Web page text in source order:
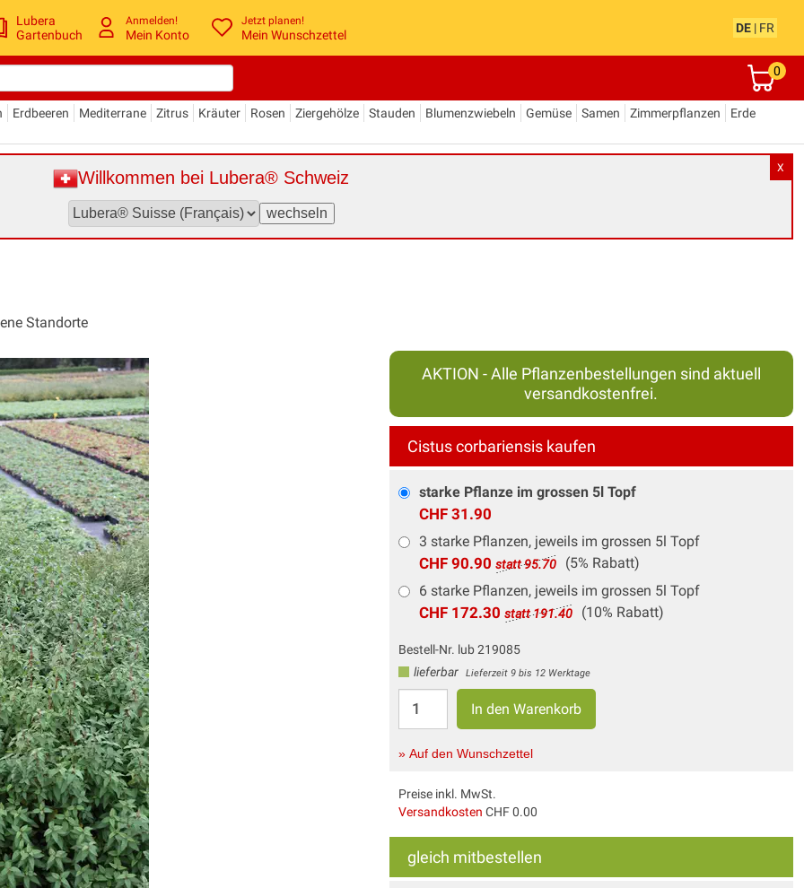
Lubera
Gartenbuch
Anmelden!
Mein Konto
Jetzt planen!
Mein Wunschzettel
DE | FR
0
Erdbeeren Mediterrane Zitrus Kräuter Rosen Ziergehölze Stauden Blumenzwiebeln Gemüse Samen Zimmerpflanzen Erde
X
Willkommen bei Lubera® Schweiz
Standorte
AKTION - Alle Pflanzenbestellungen sind aktuell
versandkostenfrei.
Cistus corbariensis kaufen
starke Pflanze im grossen 5l Topf
CHF 31.90
3 starke Pflanzen, jeweils im grossen 5l Topf
CHF 90.90 statt 95.70
(5% Rabatt)
6 starke Pflanzen, jeweils im grossen 5l Topf
CHF 172.30 statt 191.40 (10% Rabatt)
Bestell-Nr. lub 219085
lieferbar
Lieferzeit 9 bis 12 Werktage
» Auf den Wunschzettel
Preise inkl. MwSt.
Versandkosten CHF 0.00
gleich mitbestellen